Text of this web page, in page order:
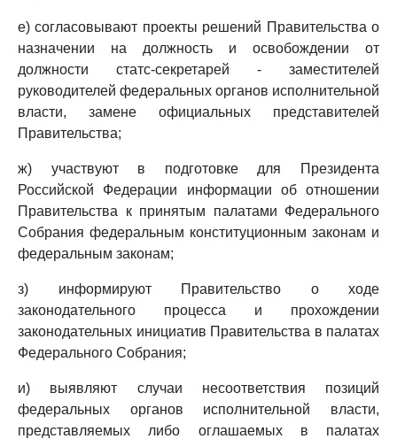
е) согласовывают проекты решений Правительства о
назначении на должность и освобождении от
должности статс-секретарей - заместителей
руководителей федеральных органов исполнительной
власти, замене официальных представителей
Правительства;
ж) участвуют в подготовке для Президента
Российской Федерации информации об отношении
Правительства к принятым палатами Федерального
Собрания федеральным конституционным законам и
федеральным законам;
з) информируют Правительство о ходе
законодательного процесса и прохождении
законодательных инициатив Правительства в палатах
Федерального Собрания;
и) выявляют случаи несоответствия позиций
федеральных органов исполнительной власти,
представляемых либо оглашаемых в палатах